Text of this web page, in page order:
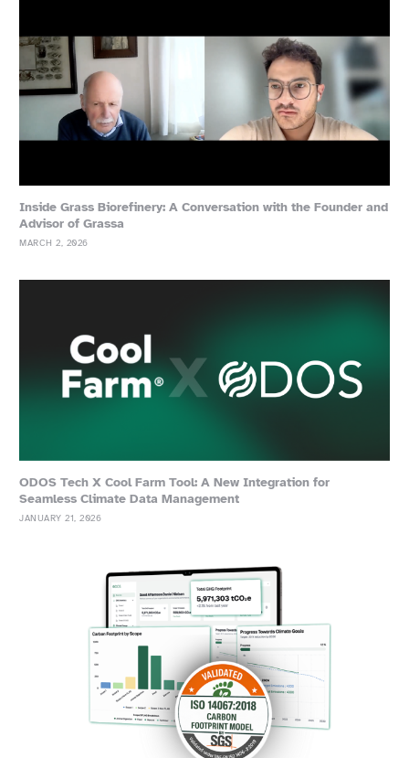
Inside Grass Biorefinery: A Conversation with the Founder and
Advisor of Grassa
MARCH 2, 2026
ODOS Tech X Cool Farm Tool: A New Integration for
Seamless Climate Data Management
JANUARY 21, 2026